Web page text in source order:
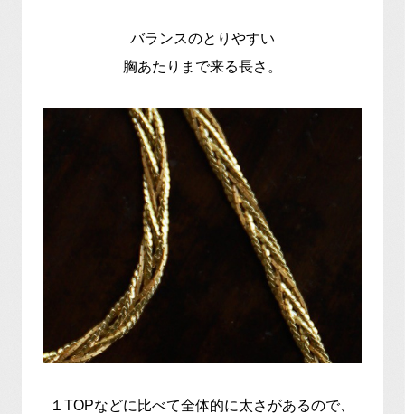
バランスのとりやすい
胸あたりまで来る長さ。
１TOPなどに比べて全体的に太さがあるので、